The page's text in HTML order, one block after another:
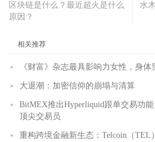
区块链是什么？最近超火是什么
原因？
水
相关推荐
《财富》杂志最具影响力女性，身
大退潮：加密信仰的崩塌与清算
BitMEX推出Hyperliquid跟单交易功
顶尖交易员
重构跨境金融新生态：Telcoin（